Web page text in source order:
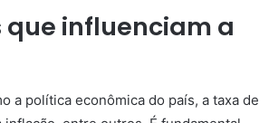
que influenciam a
a política econômica do país, a taxa de